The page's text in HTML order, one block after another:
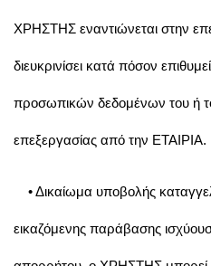
ΧΡΗΣΤΗΣ εναντιώνεται στην
διευκρινίσει κατά πόσον
προσωπικών δεδομένων του ή
επεξεργασίας από την ΕΤΑΙΡΙΑ.
• Δικαίωμα υποβολής
εικαζόμενης παράβασης